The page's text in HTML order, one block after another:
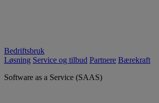
Bedriftsbruk
Løsning Service og tilbud Partnere Bærekraft
Software as a Service (SAAS)